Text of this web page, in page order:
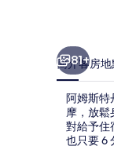
集81+
簡介客房地
阿姆斯特
摩，放
對給予住
也只要 6